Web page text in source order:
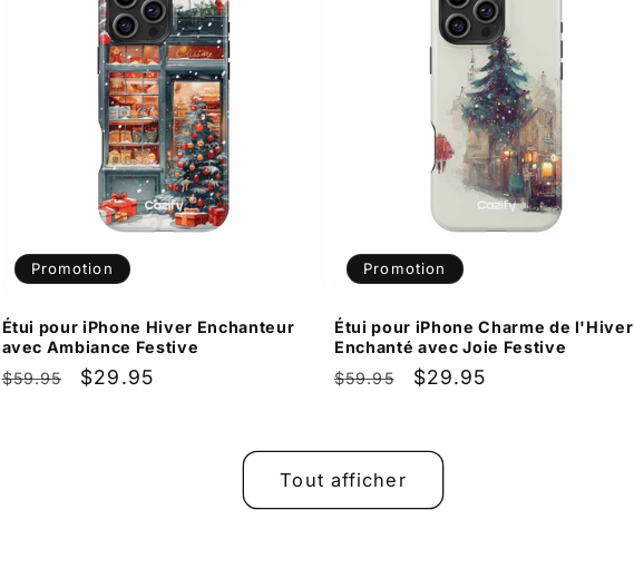
Promotion
Étui pour iPhone Hiver Enchanteur
avec Ambiance Festive
Prix
$59.95
Prix
$29.95
Promotion
Étui pour iPhone Charme de l'Hiver
Enchanté avec Joie Festive
Prix
$59.95
Prix
$29.95
Tout afficher